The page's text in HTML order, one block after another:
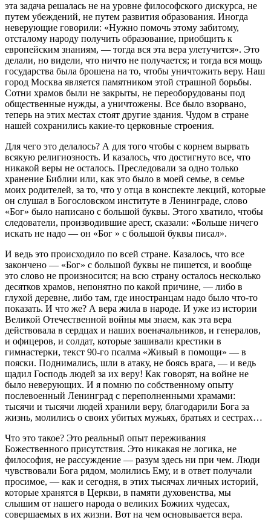
эта задача решалась не на уровне философского дискурса, не
путем убеждений, не путем развития образования. Иногда
неверующие говорили: «Нужно помочь этому забитому,
отсталому народу получить образование, приобщить к
европейским знаниям, — тогда вся эта вера улетучится». Это
делали, но видели, что ничто не получается; и тогда вся мощь
государства была брошена на то, чтобы уничтожить веру. Наш
город Москва является памятником этой страшной борьбы.
Сотни храмов были не закрыты, не переоборудованы под
общественные нужды, а уничтожены. Все было взорвано,
теперь на этих местах стоят другие здания. Чудом в стране
нашей сохранились какие-то церковные строения.
Для чего это делалось? А для того чтобы с корнем вырвать
всякую религиозность. И казалось, что достигнуто все, что
никакой веры не осталось. Преследовали за одно только
хранение Библии или, как это было в моей семье, в семье
моих родителей, за то, что у отца в конспекте лекций, которые
он слушал в Богословском институте в Ленинграде, слово
«Бог» было написано с большой буквы. Этого хватило, чтобы
следователи, производившие арест, сказали: «Больше ничего
искать не надо — он «Бог » с большой буквы писал».
И ведь это происходило по всей стране. Казалось, что все
закончено — «Бог» с большой буквы не пишется, и вообще
это слово не произносится; на всю страну осталось несколько
десятков храмов, непонятно по какой причине, — либо в
глухой деревне, либо там, где иностранцам надо было что-то
показать. И что же? А вера жила в народе. И уже из истории
Великой Отечественной войны мы знаем, как эта вера
действовала в сердцах и наших военачальников, и генералов,
и офицеров, и солдат, которые зашивали крестики в
гимнастерки, текст 90-го псалма «Живый в помощи» — в
пояски. Поднимались, шли в атаку, не боясь врага, — и ведь
щадил Господь людей за их веру! Как говорят, на войне не
было неверующих. И я помню по собственному опыту
послевоенный Ленинград с переполненными храмами:
тысячи и тысячи людей хранили веру, благодарили Бога за
жизнь, молились о своих убитых мужьях, братьях и сестрах…
Что это такое? Это реальный опыт переживания
Божественного присутствия. Это никакая не логика, не
философия, не рассуждение — разум здесь ни при чем. Люди
чувствовали Бога рядом, молились Ему, и в ответ получали
просимое, — как и сегодня, в этих тысячах личных историй,
которые хранятся в Церкви, в памяти духовенства, мы
слышим от нашего народа о великих Божиих чудесах,
совершаемых в их жизни. Вот на чем основывается вера.